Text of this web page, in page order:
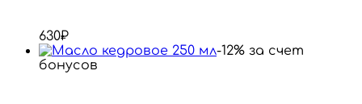
630₽
-12% за счет
бонусов